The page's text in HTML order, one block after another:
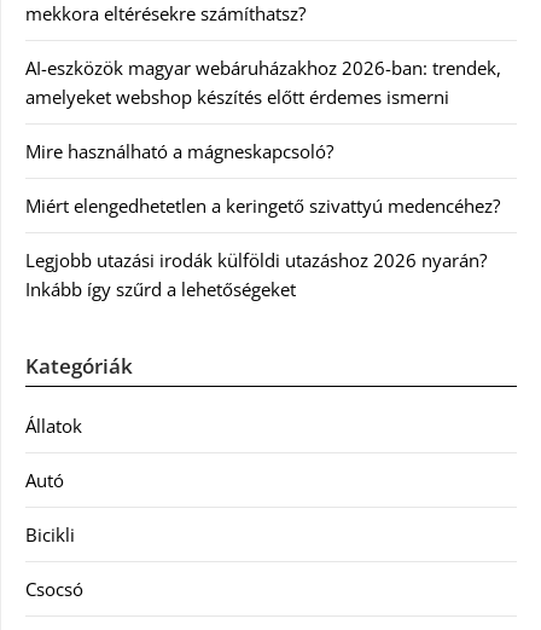
mekkora eltérésekre számíthatsz?
AI-eszközök magyar webáruházakhoz 2026-ban: trendek,
amelyeket webshop készítés előtt érdemes ismerni
Mire használható a mágneskapcsoló?
Miért elengedhetetlen a keringető szivattyú medencéhez?
Legjobb utazási irodák külföldi utazáshoz 2026 nyarán?
Inkább így szűrd a lehetőségeket
Kategóriák
Állatok
Autó
Bicikli
Csocsó